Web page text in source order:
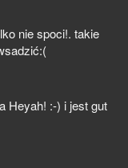
nie spoci!. takie
Heyah! :-) i jest gut